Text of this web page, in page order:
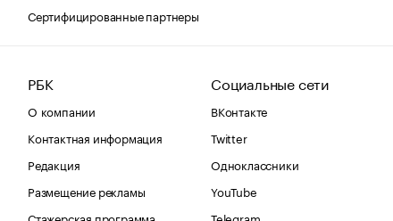
Сертифицированные партнеры
РБК
О компании
Контактная информация
Редакция
Размещение рекламы
Стажерская программа
Социальные сети
ВКонтакте
Twitter
Одноклассники
YouTube
Telegram